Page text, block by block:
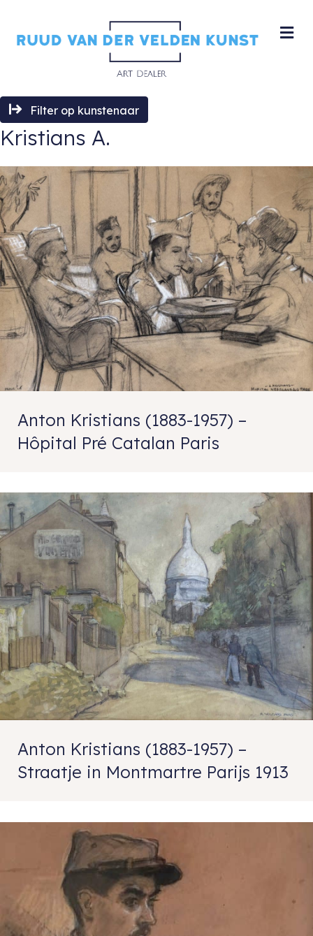
Filter op kunstenaar
Kristians A.
Anton Kristians (1883-1957) –
Hôpital Pré Catalan Paris
Anton Kristians (1883-1957) –
Straatje in Montmartre Parijs 1913